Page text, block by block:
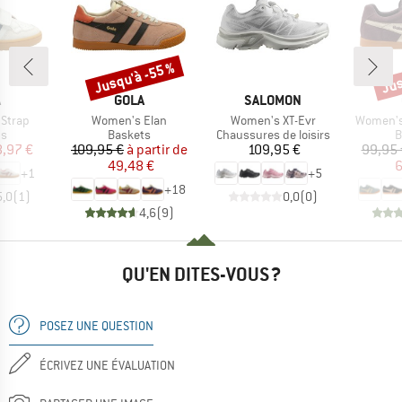
group
réduit
€
+1
(1)
MARQUE
GOLA
Article
Women's Elan
Product group
Baskets
Prix
109,95 € Prix réduit
à partir de
49,48 €
+18
4,6(9)
Remise
Jusqu'à -55 %
MARQUE
SALOMON
Article
Women's XT-Evr
Product group
Chaussures de loisirs
Prix
109,95 €
+5
0,0(0)
Article
99,95
QU'EN DITES-VOUS ?
POSEZ UNE QUESTION
ÉCRIVEZ UNE ÉVALUATION